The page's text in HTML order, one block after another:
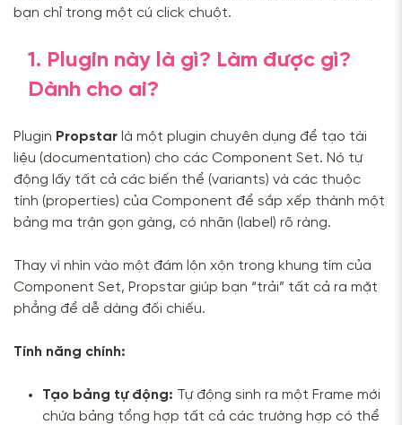
bạn chỉ trong một cú click chuột.
1. Plugin này là gì? Làm được gì?
Dành cho ai?
Plugin Propstar là một plugin chuyên dụng để tạo tài
liệu (documentation) cho các Component Set. Nó tự
động lấy tất cả các biến thể (variants) và các thuộc
tính (properties) của Component để sắp xếp thành một
bảng ma trận gọn gàng, có nhãn (label) rõ ràng.
Thay vì nhìn vào một đám lộn xộn trong khung tím của
Component Set, Propstar giúp bạn “trải” tất cả ra mặt
phẳng để dễ dàng đối chiếu.
Tính năng chính:
Tạo bảng tự động: Tự động sinh ra một Frame mới
chứa bảng tổng hợp tất cả các trường hợp có thể